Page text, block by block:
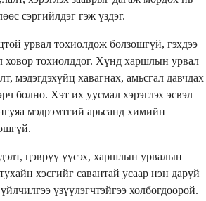
сэргийлдэг гэж үздэг.
урвал тохиолдож болзошгүй, гэхдээ
ховор тохиолддог. Хүнд харшлын урвал
мэдэгдэхүйц хавагнах, амьсгал давчдах
болно. Хэт их уусмал хэрэглэх эсвэл
мэдрэмтгий арьсанд химийн
цэврүү үүсэх, харшлын урвалын
хэсгийг савантай усаар нэн даруй
үзүүлэгчтэйгээ холбогдоорой.